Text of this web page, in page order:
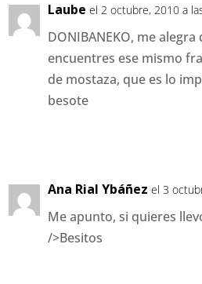
Laube el 2 octubre, 2010 a
DONIBANEKO, me
encuentres ese mismo
de mostaza, que es lo
besote
Ana Rial Ybáñez el 3
Me apunto, si quieres
/>Besitos